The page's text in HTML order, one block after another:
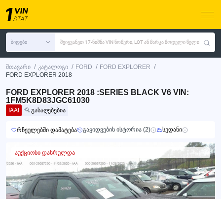
ბიდები შეიყვანეთ 17-ნიშნა VIN ნომერი, LOT ან მარკა მოდელი წელი
მთავარი / კატალოგი / FORD / FORD EXPLORER /
FORD EXPLORER 2018
FORD EXPLORER 2018 :SERIES BLACK V6 VIN:
1FM5K8D83JGC61030
IAAI გასაღებებია
რჩეულებში დამატება გაყიდვების ისტორია (2) სედანი
აუქციონი დასრულდა